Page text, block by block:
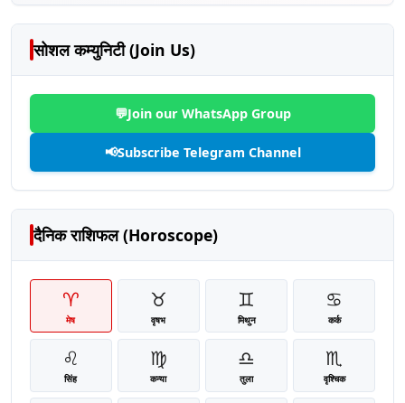
सोशल कम्युनिटी (Join Us)
💬Join our WhatsApp Group
📢Subscribe Telegram Channel
दैनिक राशिफल (Horoscope)
♈
मेष
♉
वृषभ
♊
मिथुन
♋
कर्क
♌
सिंह
♍
कन्या
♎
तुला
♏
वृश्चिक